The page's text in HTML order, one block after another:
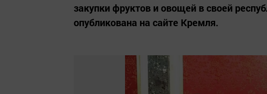
закупки фруктов и овощей в своей
опубликована на сайте Кремля.